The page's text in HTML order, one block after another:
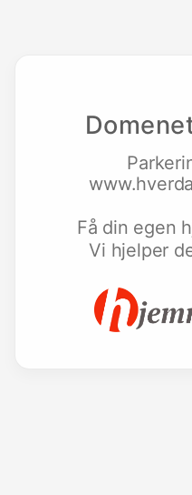
Få din egen
Vi hjelper